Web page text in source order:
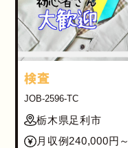
検査
JOB-2596-TC
栃木県足利市
月収例240,000円～